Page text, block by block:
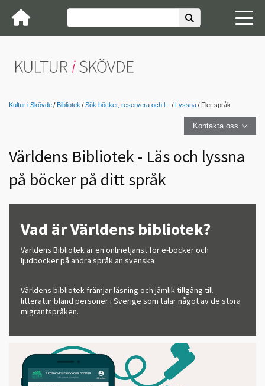
Kultur i Skövde Bibliotek Sök böcker, reservera och l... Lyssna Fler språk
Kontakta oss
Världens Bibliotek - Läs och lyssna
på böcker på ditt språk
Vad är Världens bibliotek?
Världens Bibliotek är en onlinetjänst för e-böcker och
ljudböcker på andra språk än svenska
Världens bibliotek främjar läsning och jämlik tillgång till
litteratur bland personer i Sverige som talar något av de stora
migrantspråken.